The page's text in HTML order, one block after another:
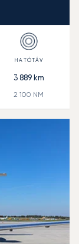
3 889km
2 100 NM